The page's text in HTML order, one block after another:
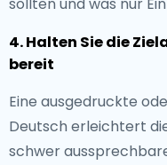
4. Halten Sie die
bereit
Eine ausgedruckte
Deutsch erleichtert
schwer